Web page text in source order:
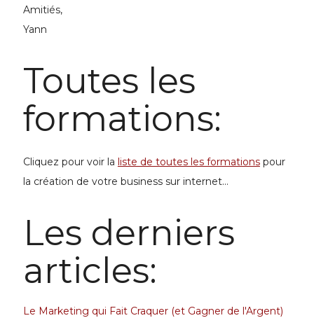
Amitiés,
Yann
Toutes les
formations:
Cliquez pour voir la liste de toutes les formationspour
la création de votre businesssur internet...
Les derniers
articles:
Le Marketing qui Fait Craquer (et Gagner de l'Argent)